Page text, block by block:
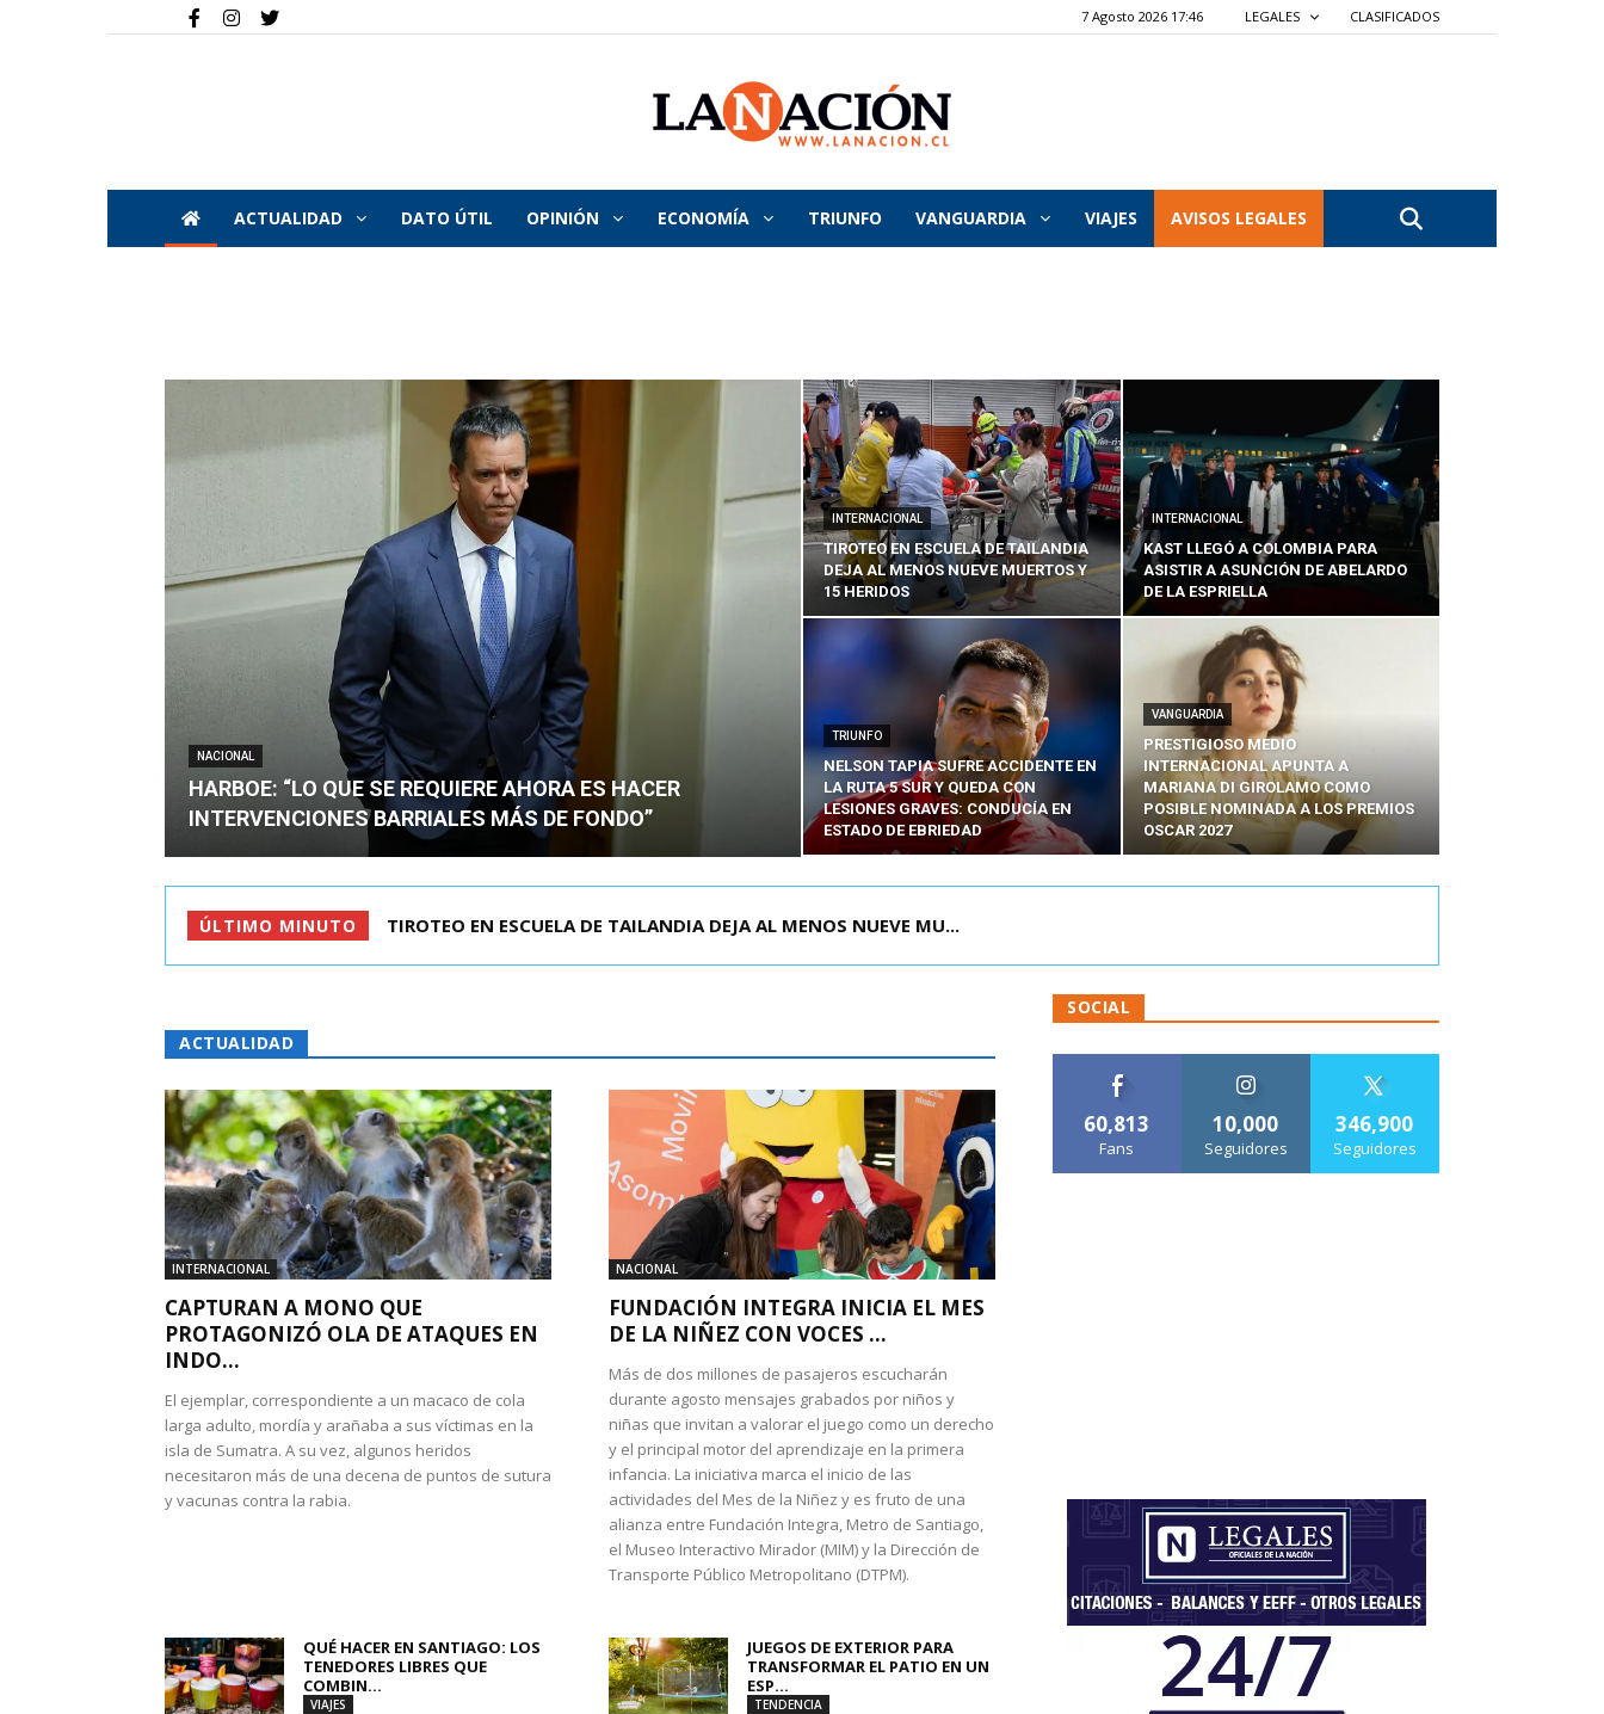
7 Agosto 2026 17:46 LEGALES CLASIFICADOS
La
Nación
ACTUALIDAD DATO ÚTIL OPINIÓN ECONOMÍA TRIUNFO VANGUARDIA VIAJES AVISOS LEGALES
NACIONAL
HARBOE: “LO QUE SE REQUIERE AHORA ES HACER
INTERVENCIONES BARRIALES MÁS DE FONDO”
INTERNACIONAL
TIROTEO EN ESCUELA DE TAILANDIA
DEJA AL MENOS NUEVE MUERTOS Y
15 HERIDOS
INTERNACIONAL
KAST LLEGÓ A COLOMBIA PARA
ASISTIR A ASUNCIÓN DE ABELARDO
DE LA ESPRIELLA
TRIUNFO
NELSON TAPIA SUFRE ACCIDENTE EN
LA RUTA 5 SUR Y QUEDA CON
LESIONES GRAVES: CONDUCÍA EN
ESTADO DE EBRIEDAD
VANGUARDIA
PRESTIGIOSO MEDIO
INTERNACIONAL APUNTA A
MARIANA DI GIROLAMO COMO
POSIBLE NOMINADA A LOS PREMIOS
OSCAR 2027
ÚLTIMO MINUTO KAST LLEGÓ A COLOMBIA PARA ASISTIR A ASUNCIÓN DE ABELA...
ACTUALIDAD
INTERNACIONAL
CAPTURAN A MONO QUE
PROTAGONIZÓ OLA DE ATAQUES EN
INDO...
El ejemplar, correspondiente a un macaco de cola
larga adulto, mordía y arañaba a sus víctimas en la
isla de Sumatra. A su vez, algunos heridos
necesitaron más de una decena de puntos de sutura
y vacunas contra la rabia.
NACIONAL
FUNDACIÓN INTEGRA INICIA EL MES
DE LA NIÑEZ CON VOCES ...
Más de dos millones de pasajeros escucharán
durante agosto mensajes grabados por niños y
niñas que invitan a valorar el juego como un derecho
y el principal motor del aprendizaje en la primera
infancia. La iniciativa marca el inicio de las
actividades del Mes de la Niñez y es fruto de una
alianza entre Fundación Integra, Metro de Santiago,
el Museo Interactivo Mirador (MIM) y la Dirección de
Transporte Público Metropolitano (DTPM).
QUÉ HACER EN SANTIAGO: LOS
TENEDORES LIBRES QUE
COMBIN...
VIAJES
JUEGOS DE EXTERIOR PARA
TRANSFORMAR EL PATIO EN UN
ESP...
TENDENCIA
SOCIAL
60,813
Fans
10,000
Seguidores
346,900
Seguidores